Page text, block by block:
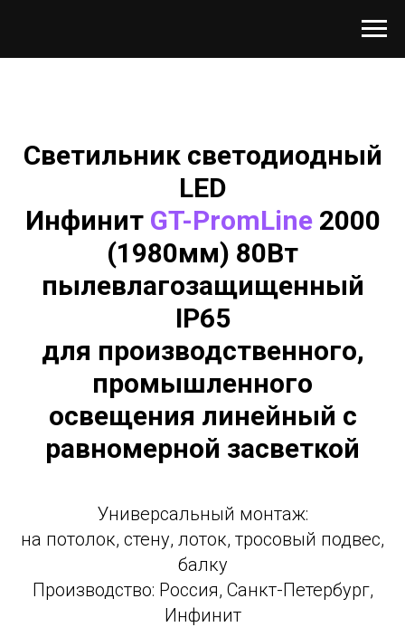
Светильник светодиодный
LED
Инфинит GT-PromLine2000
(1980мм) 80Вт
пылевлагозащищенный
IP65
для производственного,
промышленного
освещения линейный с
равномерной засветкой
Универсальный монтаж:
на потолок, стену, лоток, тросовый подвес,
балку
Производство: Россия, Санкт-Петербург,
Инфинит